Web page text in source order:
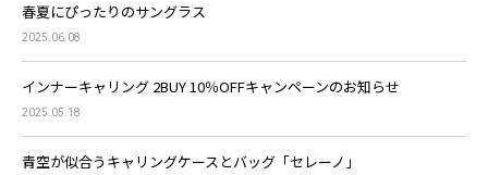
春夏にぴったりのサングラス
2025.06.08
インナーキャリング 2BUY 10％OFFキャンペーンのお知らせ
2025.05.18
青空が似合うキャリングケースとバッグ「セレーノ」